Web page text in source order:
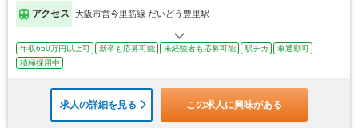
アクセス 大阪市営今里筋線 だいどう豊里駅
年収650万円以上可 新卒も応募可能 未経験者も応募可能 駅チカ
車通勤可
積極採用中
求人の詳細を見る この求人に興味がある